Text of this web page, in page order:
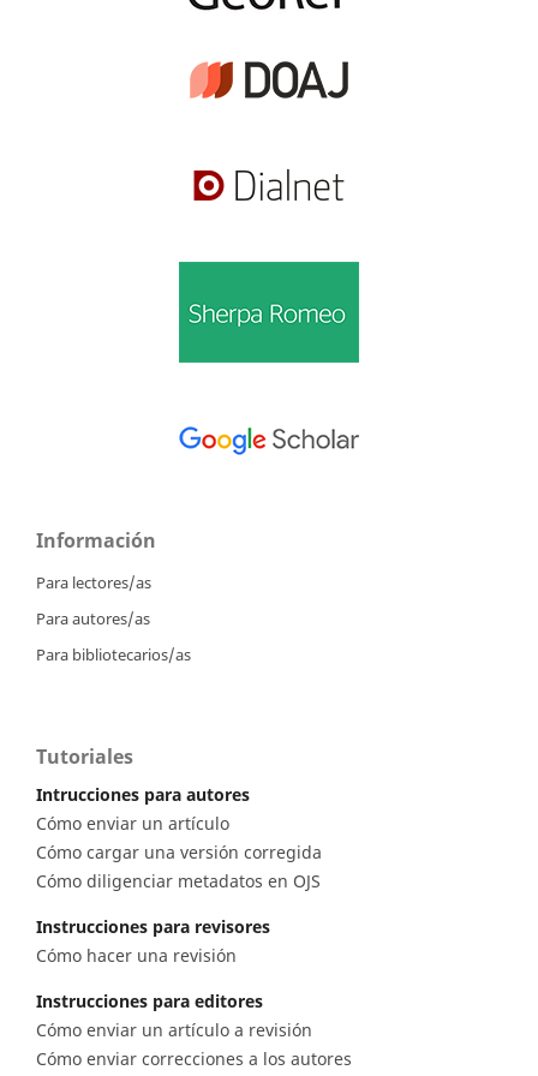
Información
Para lectores/as
Para autores/as
Para bibliotecarios/as
Tutoriales
Intrucciones para autores
Cómo enviar un artículo
Cómo cargar una versión corregida
Cómo diligenciar metadatos en OJS
Instrucciones para revisores
Cómo hacer una revisión
Instrucciones para editores
Cómo enviar un artículo a revisión
Cómo enviar correcciones a los autores